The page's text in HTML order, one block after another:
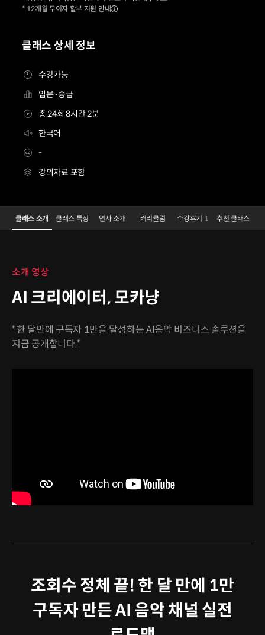
클래스 상세 정보
수강가능
입문~중급
총 24회 8시간 2분
한국어
-
강의자료 포함
* 12개월 무이자 할부 지원 안내
AI 아티스트 모카냥 Details
Configuration Information Shortcuts
클래스 소개 클래스 특징 연사 소개 커리큘럼 수강후기 1 추천 클래스
소개 영상
AI 크리에이터, 모카냥
"한 달만에 구독자 1만을 달성하는 AI음악 비즈니스 솔루션을
지금 공개합니다."
조회수 정체 끝! 한 달 만에 1만
구독자 만든 AI 음악 채널 실전